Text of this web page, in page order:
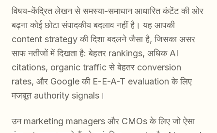
विषय-केंद्रित लेखन से समस्या-समाधान आधारित कंटेंट की ओर
बढ़ना कोई छोटा संपादकीय बदलाव नहीं है। यह आपकी
content strategy की दिशा बदलने जैसा है, जिसका असर
साफ नतीजों में दिखता है: बेहतर rankings, अधिक AI
citations, organic traffic से बेहतर conversion
rates, और Google की E-E-A-T evaluation के लिए
मजबूत authority signals।
उन marketing managers और CMOs के लिए जो ऐसा